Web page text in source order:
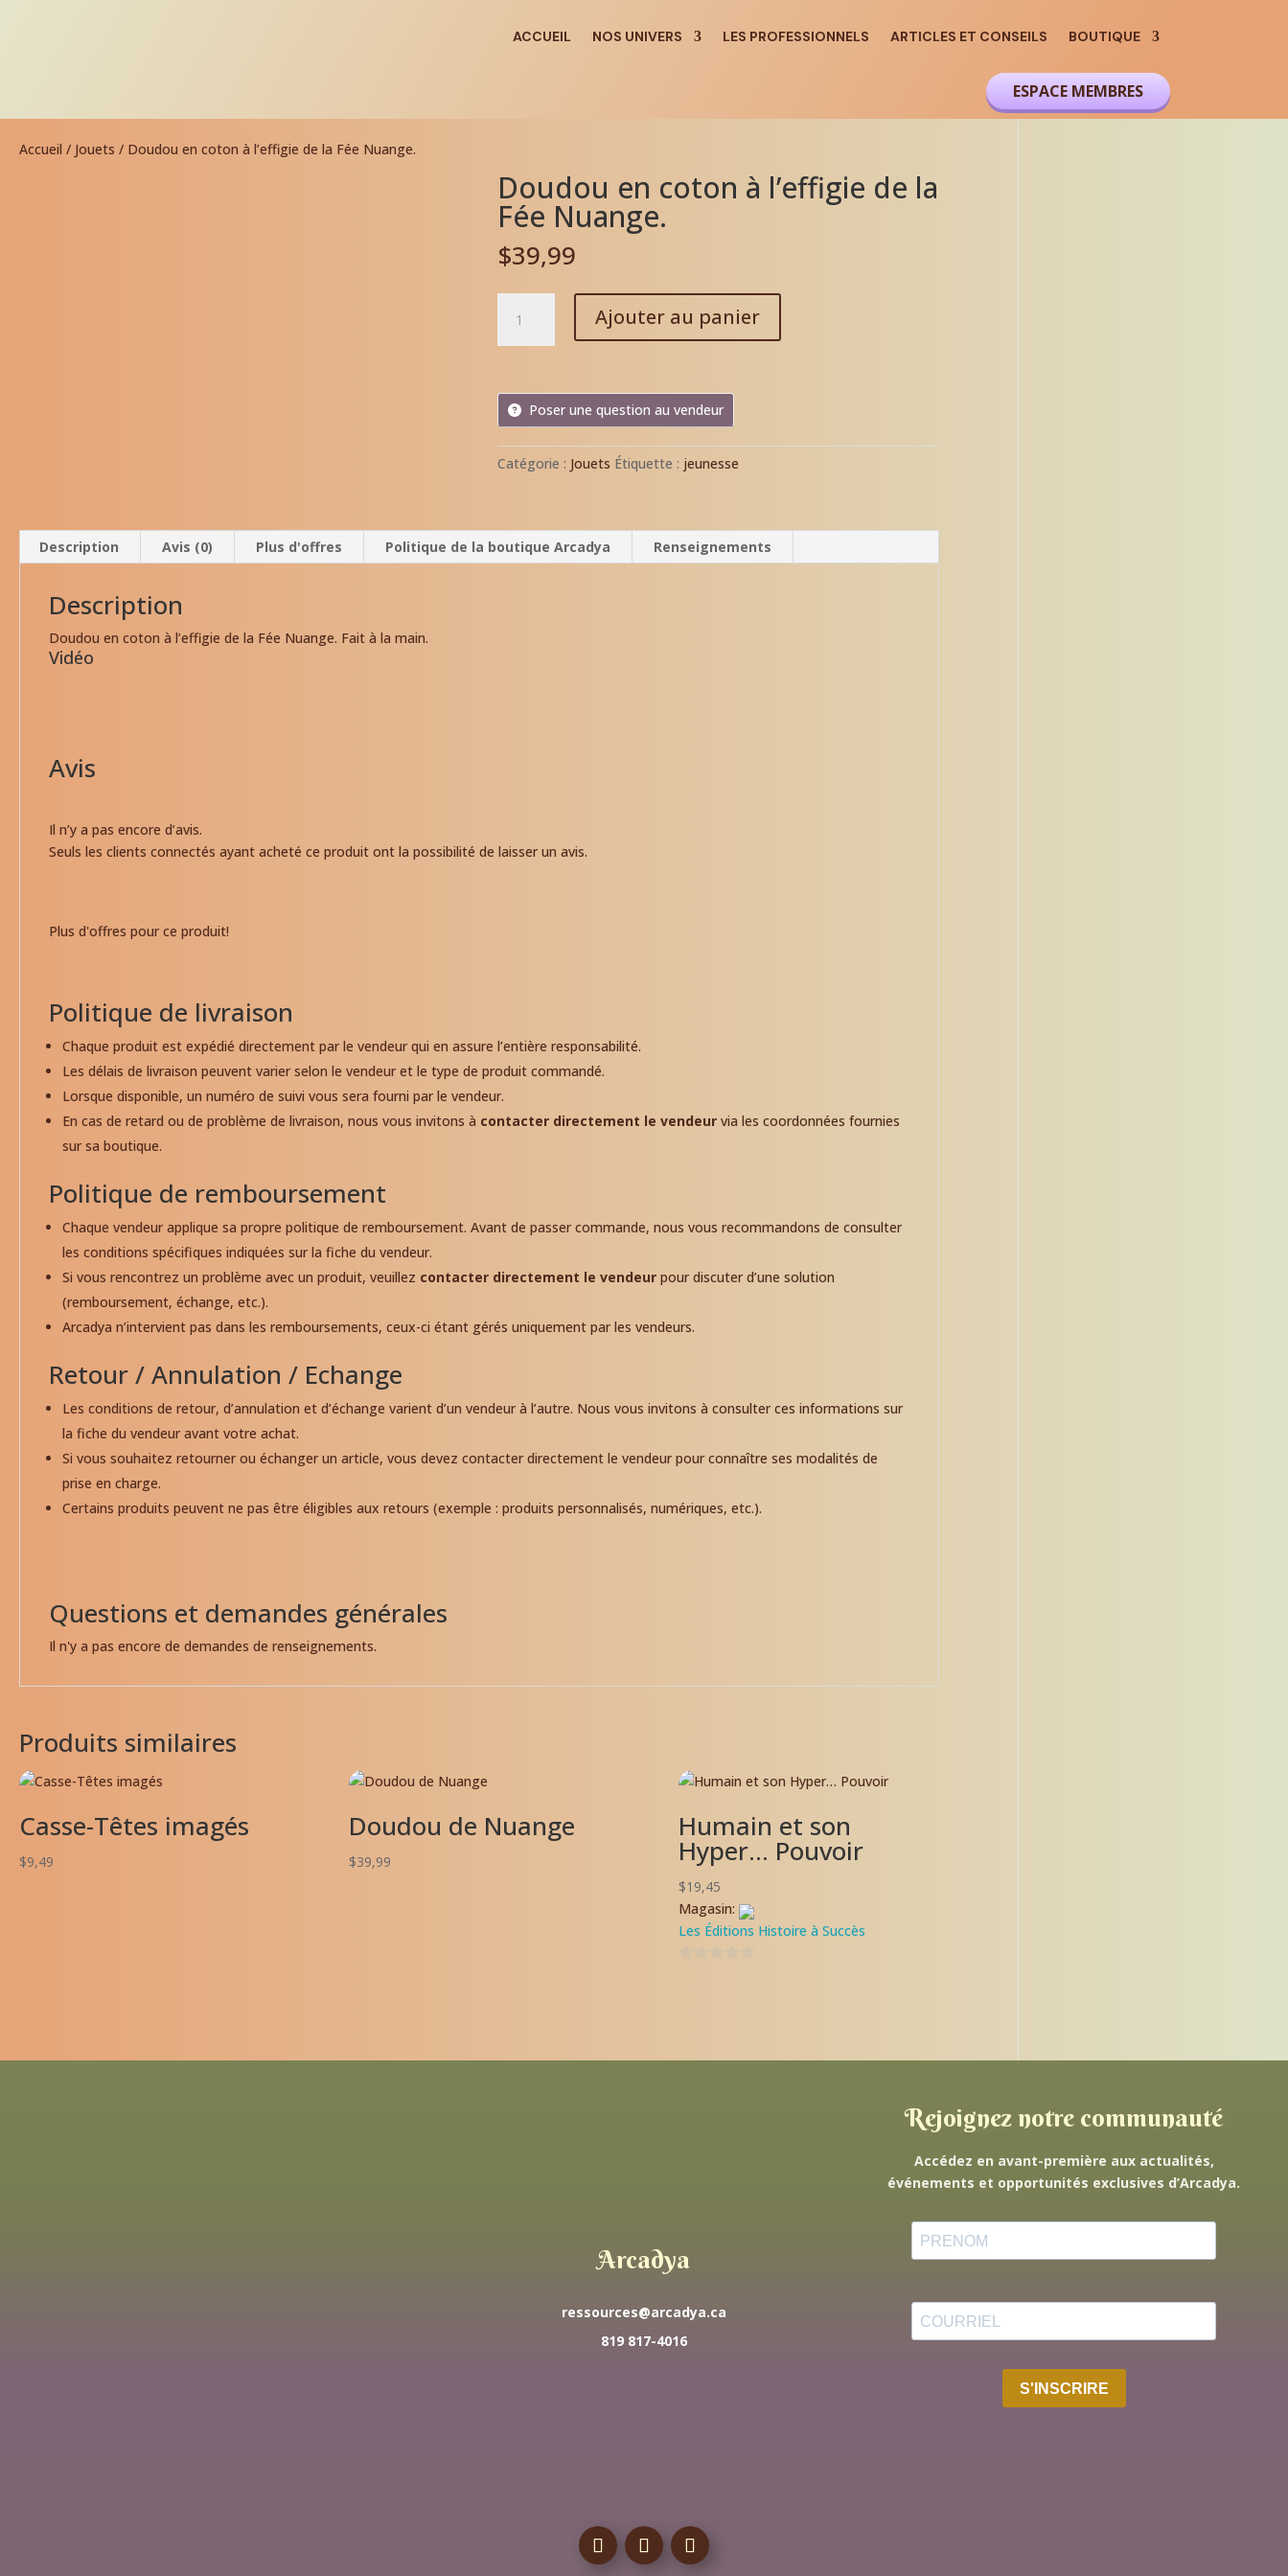
ACCUEIL NOS UNIVERS LES PROFESSIONNELS ARTICLES ET CONSEILS BOUTIQUE
ESPACE MEMBRES
Accueil / Jouets / Doudou en coton à l’effigie de la Fée Nuange.
Doudou en coton à l’effigie de la
Fée Nuange.
$39,99
Doudou
coton
de
Ajouter au panier
Poser une question au vendeur
Catégorie : Jouets Étiquette : jeunesse
Description Avis (0) Plus d'offres Politique de la boutique Arcadya Renseignements
Description
Doudou en coton à l’effigie de la Fée Nuange. Fait à la main.
Vidéo
Avis
Il n’y a pas encore d’avis.
Seuls les clients connectés ayant acheté ce produit ont la possibilité de laisser un avis.
Plus d'offres pour ce produit!
Politique de livraison
Chaque produit est expédié directement par le vendeur qui en assure l’entière responsabilité.
Les délais de livraison peuvent varier selon le vendeur et le type de produit commandé.
Lorsque disponible, un numéro de suivi vous sera fourni par le vendeur.
En cas de retard ou de problème de livraison, nous vous invitons à contacter directement le vendeur via les coordonnées fournies
sur sa boutique.
Politique de remboursement
Chaque vendeur applique sa propre politique de remboursement. Avant de passer commande, nous vous recommandons de consulter
les conditions spécifiques indiquées sur la fiche du vendeur.
Si vous rencontrez un problème avec un produit, veuillez contacter directement le vendeur pour discuter d’une solution
(remboursement, échange, etc.).
Arcadya n’intervient pas dans les remboursements, ceux-ci étant gérés uniquement par les vendeurs.
Retour / Annulation / Echange
Les conditions de retour, d’annulation et d’échange varient d’un vendeur à l’autre. Nous vous invitons à consulter ces informations sur
la fiche du vendeur avant votre achat.
Si vous souhaitez retourner ou échanger un article, vous devez contacter directement le vendeur pour connaître ses modalités de
prise en charge.
Certains produits peuvent ne pas être éligibles aux retours (exemple : produits personnalisés, numériques, etc.).
Questions et demandes générales
Il n'y a pas encore de demandes de renseignements.
Produits similaires
Casse-Têtes imagés
$9,49
Doudou de Nuange
$39,99
Humain et son
Hyper… Pouvoir
$19,45
Magasin:
Les Éditions Histoire à Succès
Arcadya
ressources@arcadya.ca
819 817-4016
Rejoignez notre communauté
Accédez en avant-première aux actualités,
événements et opportunités exclusives d’Arcadya.